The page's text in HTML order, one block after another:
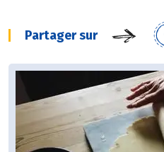
Partager sur